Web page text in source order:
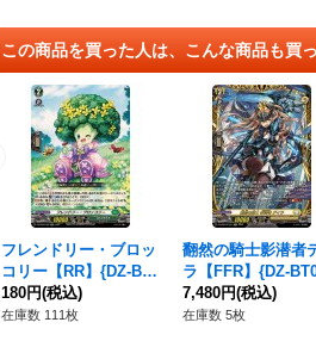
この商品を買った人は、こんな商品も買
フレンドリー・ブロッ
コリー【RR】{DZ-BT
02/036}《ストイケイ
ア》
180円(税込)
在庫数 111枚
翻然の騎士影潜者
ラ【FFR】{DZ-
FFR14}《ケテルサ
クチュアリ》
7,480円(税込)
在庫数 5枚